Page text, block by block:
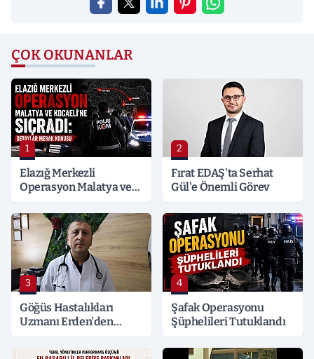
ÇOK OKUNANLAR
1
Elazığ Merkezli
Operasyon Malatya ve
Detaylar Merak Konusu
2
Fırat EDAŞ'ta Serhat
Gül'e Önemli Görev
3
Göğüs Hastalıkları
Uzmanı Erden'den
4
Şafak Operasyonu
Şüphelileri Tutuklandı